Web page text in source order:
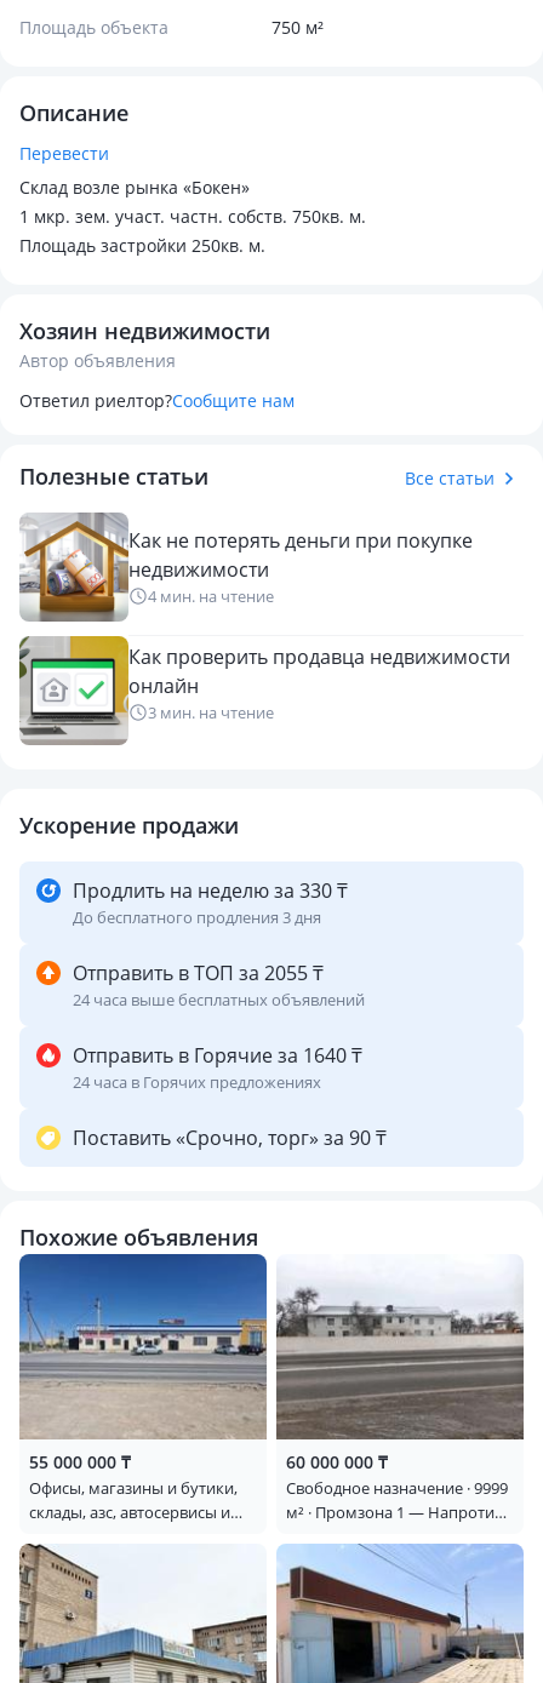
Площадь объекта
750 м²
Описание
Перевести
Склад возле рынка «Бокен»
1 мкр. зем. участ. частн. собств. 750кв. м.
Площадь застройки 250кв. м.
Хозяин недвижимости
Автор объявления
Ответил риелтор?Сообщите нам
Полезные статьи Все статьи
Как не потерять деньги при покупке
недвижимости
4 мин. на чтение
Как проверить продавца недвижимости
онлайн
3 мин. на чтение
Ускорение продажи
Продлить на неделю за 330 ₸
До бесплатного продления 3 дня
Отправить в ТОП за 2055 ₸
24 часа выше бесплатных объявлений
Отправить в Горячие за 1640 ₸
24 часа в Горячих предложениях
Поставить «Срочно, торг» за 90 ₸
Похожие объявления
55 000 000 ₸
Офисы, магазины и бутики,
склады, азс, автосервисы и
гостиницы и зоны отдыха,
развлечения · 270 м² ·
Маңғыстау даңғылы 4/45 —
Абіш қожа мешіт артында
60 000 000 ₸
Свободное назначение · 9999
м² · Промзона 1 — Напротив